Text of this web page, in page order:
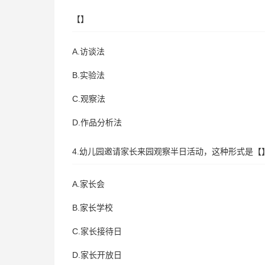
【】
A.访谈法
B.实验法
C.观察法
D.作品分析法
4.幼儿园邀请家长来园观察半日活动，这种形式是【
A.家长会
B.家长学校
C.家长接待日
D.家长开放日